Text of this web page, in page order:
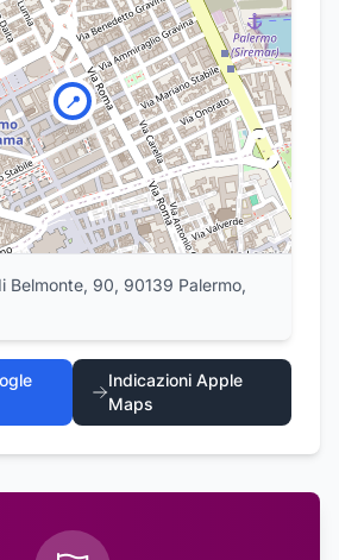
📍
Belmonte, 90, 90139 Palermo,
Indicazioni Apple
Maps